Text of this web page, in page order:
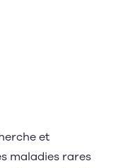
et
maladies rares